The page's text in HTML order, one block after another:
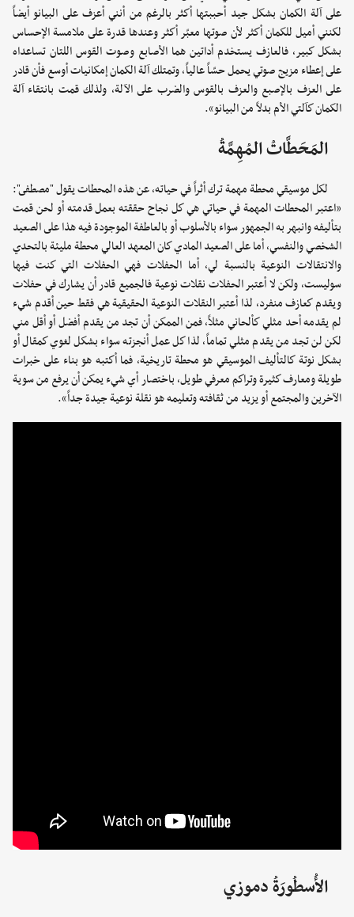
على آلة الكمان بشكل جيد أحببتها أكثر بالرغم من أنني أعزف على البيانو أيضاً
لكنني أميل للكمان أكثر لأن صوتها معبّر أكثر وعندها قدرة على ملامسة الإحساس
بشكل كبير، فالعازف يستخدم أداتين هما الأصابع وصوت القوس اللتان تساعداه
على إعطاء مزيج صوتي يحمل حسّاً عالياً، وتمتلك آلة الكمان إمكانيات أوسع فأن قادر
على العزف بالإصبع والعزف بالقوس والضرب على الآلة، ولذلك قمت بانتقاء آلة
الكمان كآلتي الأم بدلاً من البيانو».
المَحَطَّاتُ المُهِمَّةُ
لكل موسيقي محطة مهمة ترك أثراً في حياته، عن هذه المحطات يقول "مصطفى":
«اعتبر المحطات المهمة في حياتي هي كل نجاح حققته بعمل قدمته أو لحن قمت
بتأليفه وانبهر به الجمهور سواء بالأسلوب أو بالعاطفة الموجودة فيه هذا على الصعيد
الشخصي والنفسي، أما على الصعيد المادي كان المعهد العالي محطة مليئة بالتحدي
والانتقالات النوعية بالنسبة لي، أما الحفلات فهي الحفلات التي كنت فيها
سوليست، ولكن لا أعتبر الحفلات نقلات نوعية فالجميع قادر أن يشارك في حفلات
ويقدم كعازف منفرد، لذا أعتبر النقلات النوعية الحقيقية هي فقط حين أقدم شيء
لم يقدمه أحد مثلي كألحاني مثلاً، فمن الممكن أن تجد من يقدم أفضل أو أقل مني
لكن لن تجد من يقدم مثلي تماماً، لذا كل عمل أنجزته سواء بشكل لغوي كمقال أو
بشكل نوتة كالتأليف الموسيقي هو محطة تاريخية، فما أكتبه هو بناء على خبرات
طويلة ومعارف كثيرة وتراكم معرفي طويل، باختصار أي شيء يمكن أن يرفع من سوية
الآخرين والمجتمع أو يزيد من ثقافته وتعليمه هو نقلة نوعية جيدة جداً».
الأُسطُورَةُ دموزي